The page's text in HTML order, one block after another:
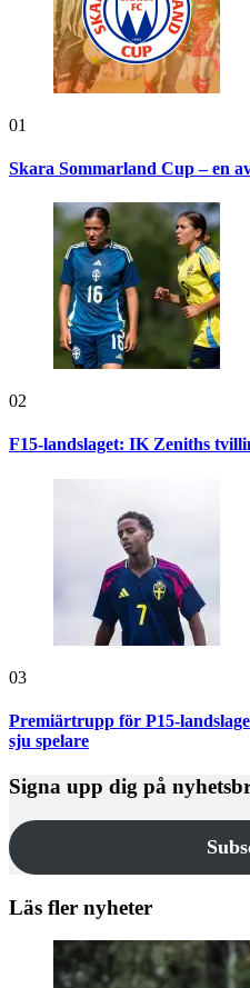
01
Skara Sommarland Cup – en
02
F15-landslaget: IK Zeniths
03
Premiärtrupp för P15-
sju spelare
Signa upp dig på
Läs fler nyheter